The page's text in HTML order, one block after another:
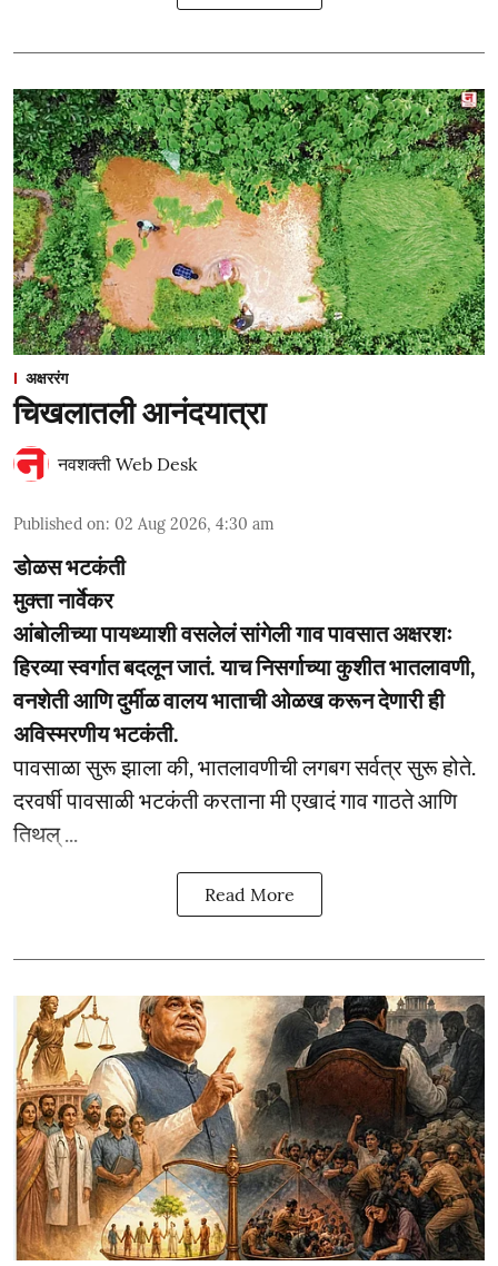
अक्षररंग
चिखलातली आनंदयात्रा
नवशक्ती Web Desk
Published on: 02 Aug 2026, 4:30 am
डोळस भटकंती
मुक्ता नार्वेकर
आंबोलीच्या पायथ्याशी वसलेलं सांगेली गाव पावसात अक्षरशः
हिरव्या स्वर्गात बदलून जातं. याच निसर्गाच्या कुशीत भातलावणी,
वनशेती आणि दुर्मीळ वालय भाताची ओळख करून देणारी ही
अविस्मरणीय भटकंती.
पावसाळा सुरू झाला की, भातलावणीची लगबग सर्वत्र सुरू होते.
दरवर्षी पावसाळी भटकंती करताना मी एखादं गाव गाठते आणि
तिथल् ...
Read More